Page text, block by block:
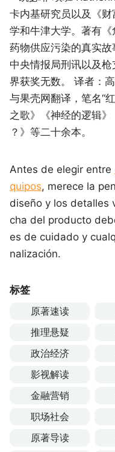
卡内基研究员以及《
学和牛津大学。著有
药物供应污染的真实
中央情报局刑讯以及
界获奖无数。 译者：
与果壳网翻译，笔名“
之歌》《神经的逻辑
？》等二十余本。
Antes de elegir entre
quipos, merece la
diseño y los detalles
cha del producto
es de cuidado y
nalización.
标签
原著速读
推理悬疑
政治经济
影视解读
金融营销
职场社会
原著导读